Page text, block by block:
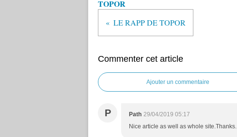
TOPOR
LE RAPP DE TOPOR
Commenter cet article
Ajouter un commentaire
P Path 29/04/2019 05:17
Nice article as well as whole site.Thanks.